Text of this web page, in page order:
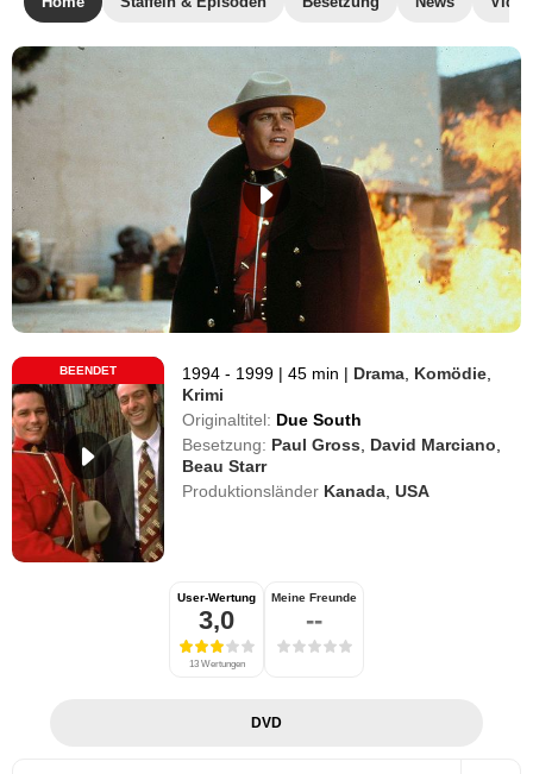
BEENDET 1994 - 1999 | 45 min | Drama Komödie
Krimi
Originaltitel: Due South
Besetzung: Paul Gross David Marciano
Beau Starr
Produktionsländer Kanada ,USA
User-Wertung
3,0
13 Wertungen
Meine Freunde
--
DVD